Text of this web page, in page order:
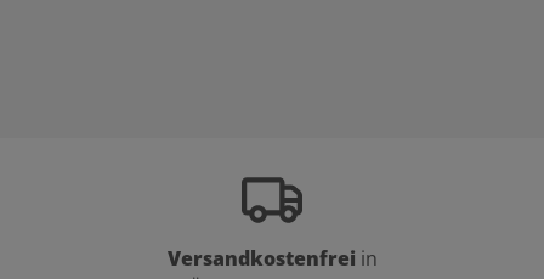
Versandkostenfrei in